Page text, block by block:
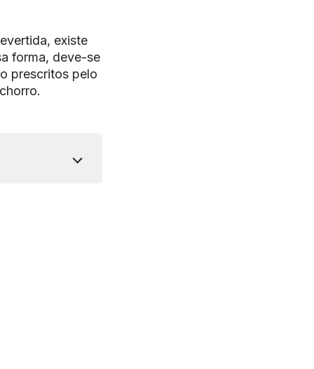
existe
forma, deve-se
prescritos pelo